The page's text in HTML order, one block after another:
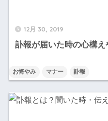
12月 30, 2019
訃報が届いた時の心構
お悔やみ マナー 訃報